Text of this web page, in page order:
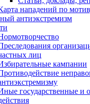
нападений по
антиэкстремизм
лиц
кампании
государственные и